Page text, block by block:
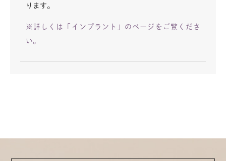
ります。
※詳しくは「インプラント」のページをご覧くださ
い。